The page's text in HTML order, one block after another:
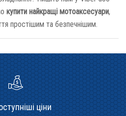
купити найкращі мотоаксесуари,
простішим та безпечнішим.
ціни